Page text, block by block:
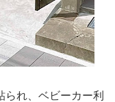
られ、ベビーカー利